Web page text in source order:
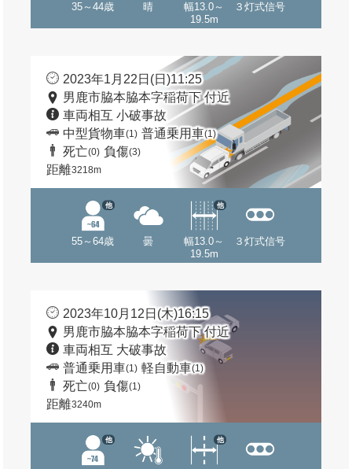
35～44歳 晴
幅13.0～
19.5m
３灯式信号
2023年1月22日(日)11:25
男鹿市脇本脇本字稲荷下 付近
車両相互 小破事故
中型貨物車(1) 普通乗用車(1)
死亡(0) 負傷(3)
距離3218m
55～64歳
他
曇
幅13.0～
19.5m
他
３灯式信号
2023年10月12日(木)16:15
男鹿市脇本脇本字稲荷下 付近
車両相互 大破事故
普通乗用車(1) 軽自動車(1)
死亡(0) 負傷(1)
距離3240m
他 他